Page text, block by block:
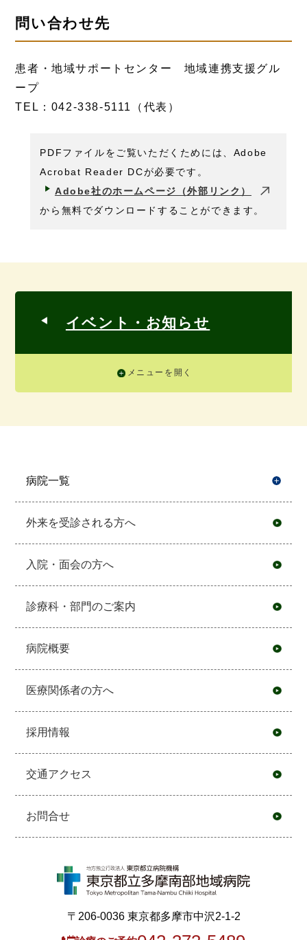
問い合わせ先
患者・地域サポートセンター 地域連携支援グル
ープ
TEL：042-338-5111（代表）
PDFファイルをご覧いただくためには、Adobe
Acrobat Reader DCが必要です。
Adobe社のホームページ（外部リンク）
から無料でダウンロードすることができます。
イベント・お知らせ
メニューを開く
病院一覧
外来を受診される方へ
入院・面会の方へ
診療科・部門のご案内
病院概要
医療関係者の方へ
採用情報
交通アクセス
お問合せ
〒206-0036 東京都多摩市中沢2-1-2